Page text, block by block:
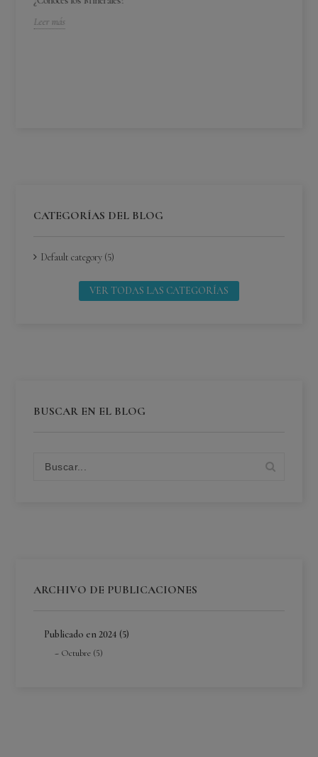
Leer más
CATEGORÍAS DEL BLOG
Default category (5)
VER TODAS LAS CATEGORÍAS
BUSCAR EN EL BLOG
ARCHIVO DE PUBLICACIONES
Publicado en 2024 (5)
Octubre (5)